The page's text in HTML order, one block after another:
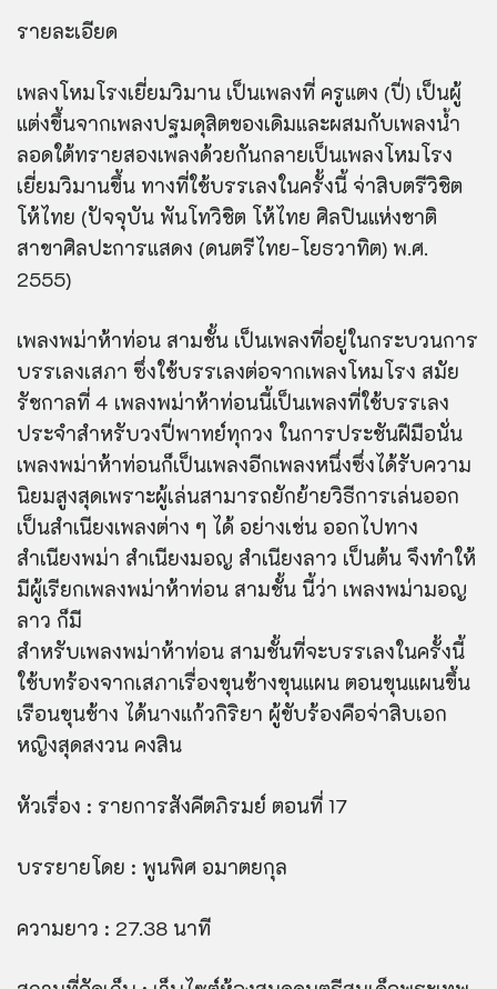
รายละเอียด
เพลงโหมโรงเยี่ยมวิมาน เป็นเพลงที่ ครูแตง (ปี่) เป็นผู้
แต่งขึ้นจากเพลงปฐมดุสิตของเดิมและผสมกับเพลงน้ำ
ลอดใต้ทรายสองเพลงด้วยกันกลายเป็นเพลงโหมโรง
เยี่ยมวิมานขึ้น ทางที่ใช้บรรเลงในครั้งนี้ จ่าสิบตรีวิชิต
โห้ไทย (ปัจจุบัน พันโทวิชิต โห้ไทย ศิลปินแห่งชาติ
สาขาศิลปะการแสดง (ดนตรีไทย-โยธวาทิต) พ.ศ.
2555)
เพลงพม่าห้าท่อน สามชั้น เป็นเพลงที่อยู่ในกระบวนการ
บรรเลงเสภา ซึ่งใช้บรรเลงต่อจากเพลงโหมโรง สมัย
รัชกาลที่ 4 เพลงพม่าห้าท่อนนี้เป็นเพลงที่ใช้บรรเลง
ประจำสำหรับวงปี่พาทย์ทุกวง ในการประชันฝีมือนั่น
เพลงพม่าห้าท่อนก็เป็นเพลงอีกเพลงหนึ่งซึ่งได้รับความ
นิยมสูงสุดเพราะผู้เล่นสามารถยักย้ายวิธีการเล่นออก
เป็นสำเนียงเพลงต่าง ๆ ได้ อย่างเช่น ออกไปทาง
สำเนียงพม่า สำเนียงมอญ สำเนียงลาว เป็นต้น จึงทำให้
มีผู้เรียกเพลงพม่าห้าท่อน สามชั้น นี้ว่า เพลงพม่ามอญ
ลาว ก็มี
สำหรับเพลงพม่าห้าท่อน สามชั้นที่จะบรรเลงในครั้งนี้
ใช้บทร้องจากเสภาเรื่องขุนช้างขุนแผน ตอนขุนแผนขึ้น
เรือนขุนช้าง ได้นางแก้วกิริยา ผู้ขับร้องคือจ่าสิบเอก
หญิงสุดสงวน คงสิน
หัวเรื่อง : รายการสังคีตภิรมย์ ตอนที่ 17
บรรยายโดย : พูนพิศ อมาตยกุล
ความยาว : 27.38 นาที